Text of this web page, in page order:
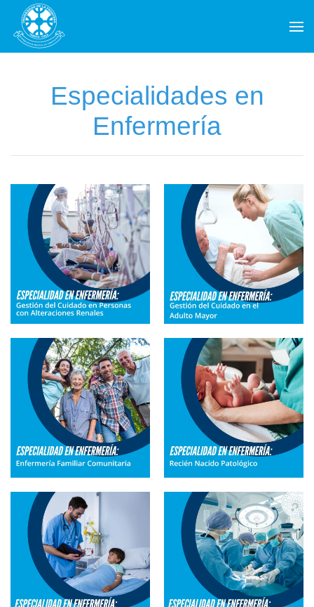
Skip to main content
Especialidades en
Enfermería